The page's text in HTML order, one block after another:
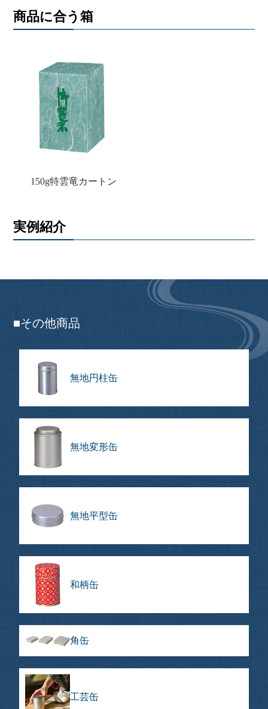
商品に合う箱
150g特雲竜カートン
実例紹介
■その他商品
無地円柱缶
無地変形缶
無地平型缶
和柄缶
角缶
工芸缶